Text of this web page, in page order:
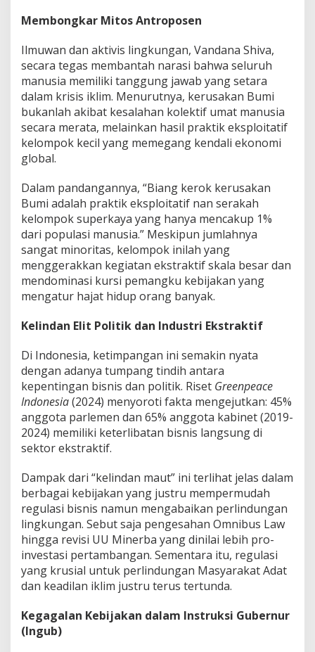
Membongkar Mitos Antroposen
Ilmuwan dan aktivis lingkungan, Vandana Shiva,
secara tegas membantah narasi bahwa seluruh
manusia memiliki tanggung jawab yang setara
dalam krisis iklim. Menurutnya, kerusakan Bumi
bukanlah akibat kesalahan kolektif umat manusia
secara merata, melainkan hasil praktik eksploitatif
kelompok kecil yang memegang kendali ekonomi
global.
Dalam pandangannya, “Biang kerok kerusakan
Bumi adalah praktik eksploitatif nan serakah
kelompok superkaya yang hanya mencakup 1%
dari populasi manusia.” Meskipun jumlahnya
sangat minoritas, kelompok inilah yang
menggerakkan kegiatan ekstraktif skala besar dan
mendominasi kursi pemangku kebijakan yang
mengatur hajat hidup orang banyak.
Kelindan Elit Politik dan Industri Ekstraktif
Di Indonesia, ketimpangan ini semakin nyata
dengan adanya tumpang tindih antara
kepentingan bisnis dan politik. Riset Greenpeace
Indonesia(2024) menyoroti fakta mengejutkan: 45%
anggota parlemen dan 65% anggota kabinet (2019-
2024) memiliki keterlibatan bisnis langsung di
sektor ekstraktif.
Dampak dari “kelindan maut” ini terlihat jelas dalam
berbagai kebijakan yang justru mempermudah
regulasi bisnis namun mengabaikan perlindungan
lingkungan. Sebut saja pengesahan Omnibus Law
hingga revisi UU Minerba yang dinilai lebih pro-
investasi pertambangan. Sementara itu, regulasi
yang krusial untuk perlindungan Masyarakat Adat
dan keadilan iklim justru terus tertunda.
Kegagalan Kebijakan dalam Instruksi Gubernur
(Ingub)